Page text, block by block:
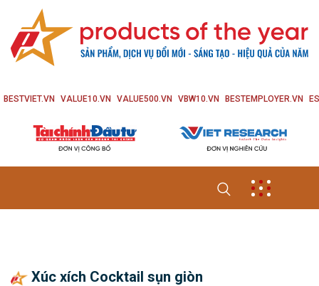
BESTVIET.VN VALUE10.VN VALUE500.VN VBW10.VN BESTEMPLOYER.VN
Xúc xích Cocktail sụn giòn